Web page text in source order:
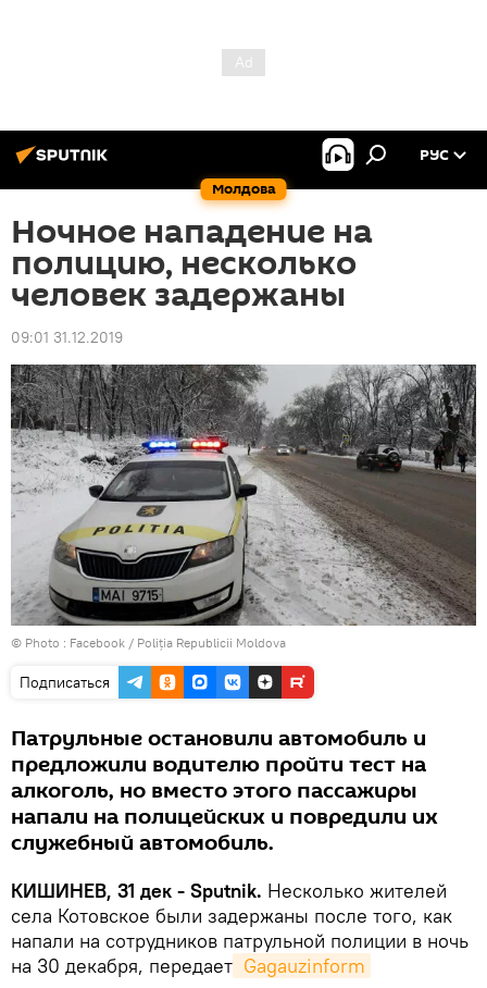
Молдова
РУС
Ночное нападение на
полицию, несколько
человек задержаны
09:01 31.12.2019
© Photo : Facebook / Poliția Republicii Moldova
Подписаться
Патрульные остановили автомобиль и
предложили водителю пройти тест на
алкоголь, но вместо этого пассажиры
напали на полицейских и повредили их
служебный автомобиль.
КИШИНЕВ, 31 дек - Sputnik. Несколько жителей
села Котовское были задержаны после того, как
напали на сотрудников патрульной полиции в ночь
на 30 декабря, передает Gagauzinform